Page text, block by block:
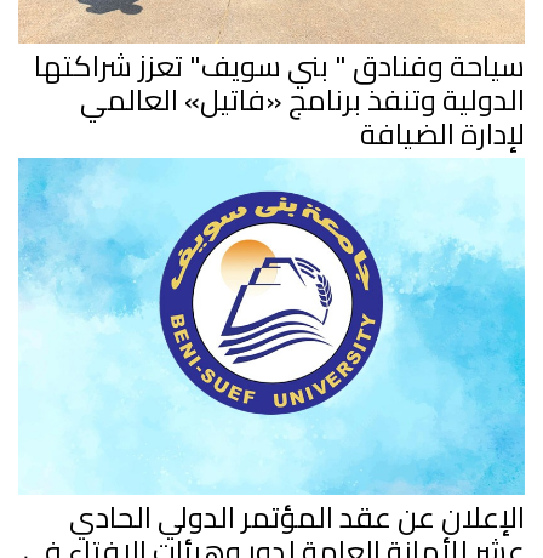
سياحة وفنادق " بني سويف" تعزز شراكتها
الدولية وتنفذ برنامج «فاتيل» العالمي
لإدارة الضيافة
الإعلان عن عقد المؤتمر الدولي الحادي